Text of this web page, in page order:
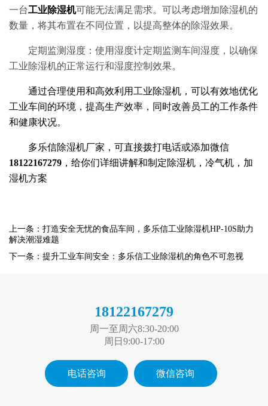
一台工业除湿机可能无法满足需求。可以考虑增加除湿机的
数量，将其布置在不同位置，以提高整体的除湿效果。
定期监测湿度：使用湿度计定期监测车间湿度，以确保
工业除湿机的正常运行和湿度控制效果。
通过合理使用和高效利用工业除湿机，可以有效地优化
工业车间的环境，提高生产效率，同时改善员工的工作条件
和健康状况。
多乐信除湿机厂家，可直接拨打电话或添加微信
18122167279 ，给你们详细讲解和制定除湿机，冷气机，加
湿机方案
上一条：打造安全无忧的食品车间，多乐信工业除湿机HP-10S助力
解决潮湿难题
下一条：提升工业车间安全：多乐信工业除湿机的角色不可忽视
18122167279
周一至周六8:30-20:00
周日9:00-17:00
电话咨询 微信咨询